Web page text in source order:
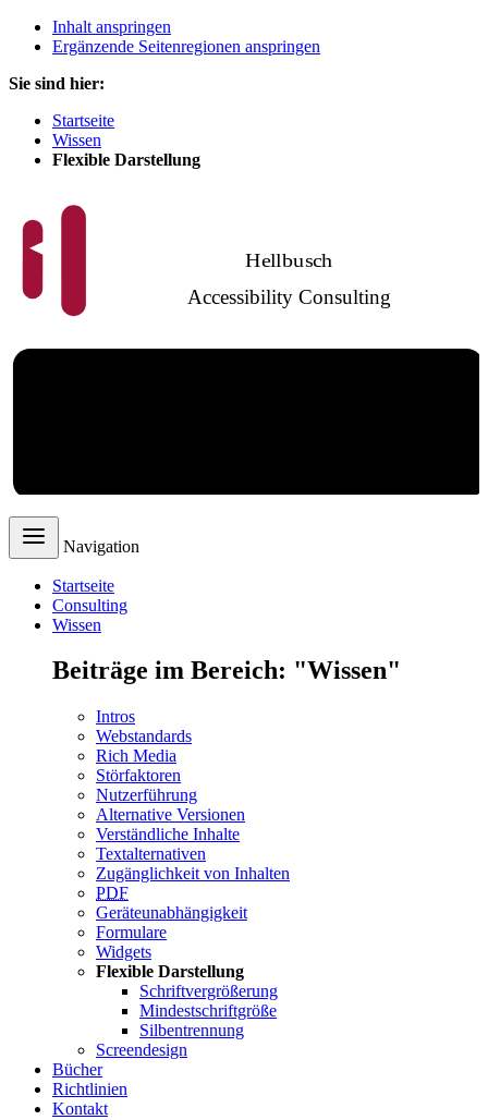
Inhalt anspringen
Ergänzende Seitenregionen anspringen
Sie sind hier:
Startseite
Wissen
Flexible Darstellung
Hellbusch
Accessibility Consulting
Navigation
Startseite
Consulting
Wissen
Beiträge im Bereich: "Wissen"
Intros
Webstandards
Rich Media
Störfaktoren
Nutzerführung
Alternative Versionen
Verständliche Inhalte
Textalternativen
Zugänglichkeit von Inhalten
PDF
Geräteunabhängigkeit
Formulare
Widgets
Flexible Darstellung
Schriftvergrößerung
Mindestschriftgröße
Silbentrennung
Screendesign
Bücher
Richtlinien
Kontakt